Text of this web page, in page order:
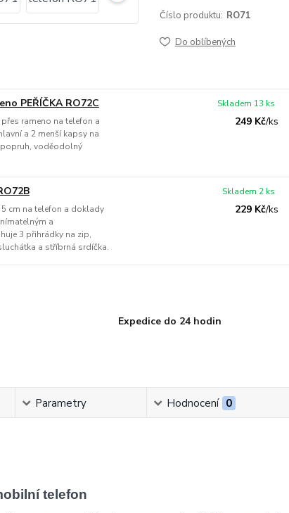
Číslo produktu: RO71
Do oblíbených
PEŘÍČKA RO72C
rameno na telefon a
a 2 menší kapsy na
voděodolný
249 Kč/ks
Skladem 13 ks
cm na telefon a doklady
a
3 přihrádky na zip,
a stříbrná srdíčka.
229 Kč/ks
Skladem 2 ks
Expedice do 24 hodin
Parametry Hodnocení 0
telefon